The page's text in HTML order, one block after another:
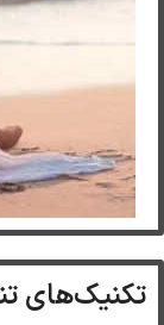
تکنیک‌های